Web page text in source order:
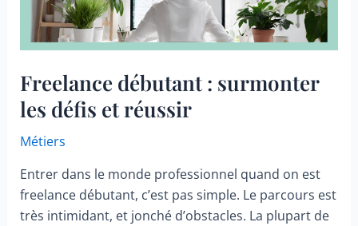
Freelance débutant : surmonter
les défis et réussir
Métiers
Entrer dans le monde professionnel quand on est
freelance débutant, c’est pas simple. Le parcours est
très intimidant, et jonché d’obstacles. La plupart de